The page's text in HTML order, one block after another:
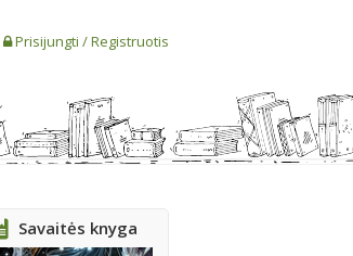
Prisijungti /Registruotis
Savaitės knyga